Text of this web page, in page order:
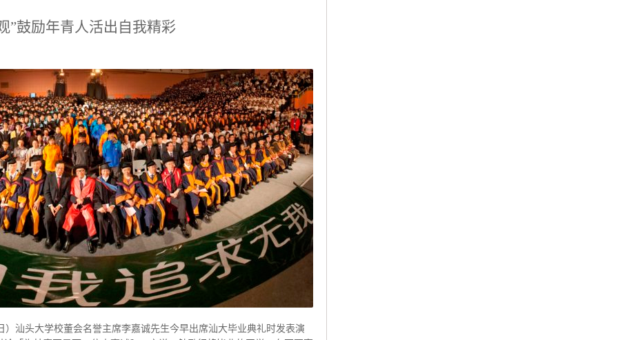
”鼓励年青人活出自我精彩
汕头大学校董会名誉主席李嘉诚先生今早出席汕大毕业典礼时发表演